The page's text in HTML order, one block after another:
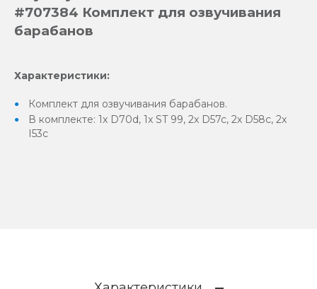
#707384 Комплект для озвучивания
барабанов
Характеристики:
Комплект для озвучивания барабанов.
В комплекте: 1x D70d, 1x ST 99, 2x D57c, 2x D58c, 2x
I53c